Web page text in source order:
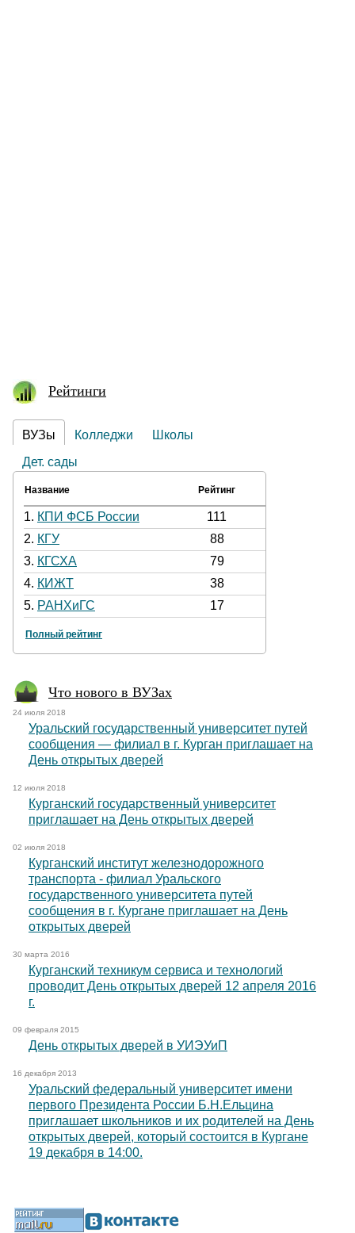
Рейтинги
ВУЗы Колледжи
Школы
Дет. сады
Название Рейтинг
1. КПИ ФСБ России
111
2. КГУ
88
3. КГСХА
79
4. КИЖТ
38
5. РАНХиГС 17
Полный рейтинг
Что нового в ВУЗах
24 июля 2018
Уральский государственный университет путей
сообщения — филиал в г. Курган приглашает на
День открытых дверей
12 июля 2018
Курганский государственный университет
приглашает на День открытых дверей
02 июля 2018
Курганский институт железнодорожного
транспорта - филиал Уральского
государственного университета путей
сообщения в г. Кургане приглашает на День
открытых дверей
30 марта 2016
Курганский техникум сервиса и технологий
проводит День открытых дверей 12 апреля 2016
г.
09 февраля 2015
День открытых дверей в УИЭУиП
16 декабря 2013
Уральский федеральный университет имени
первого Президента России Б.Н.Ельцина
приглашает школьников и их родителей на День
открытых дверей, который состоится в Кургане
19 декабря в 14:00.